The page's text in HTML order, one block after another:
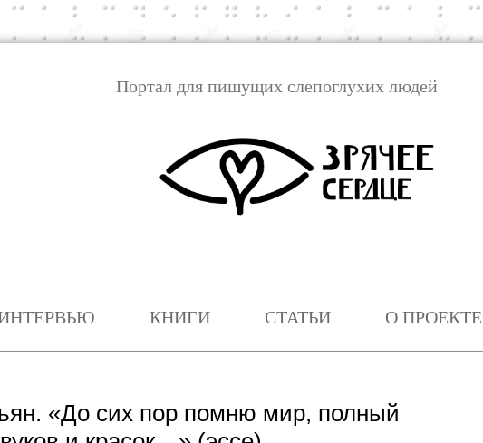
Портал для пишущих слепоглухих людей
содержимому
КНИГИ СТАТЬИ О ПРОЕКТЕ
«До сих пор помню мир, полный